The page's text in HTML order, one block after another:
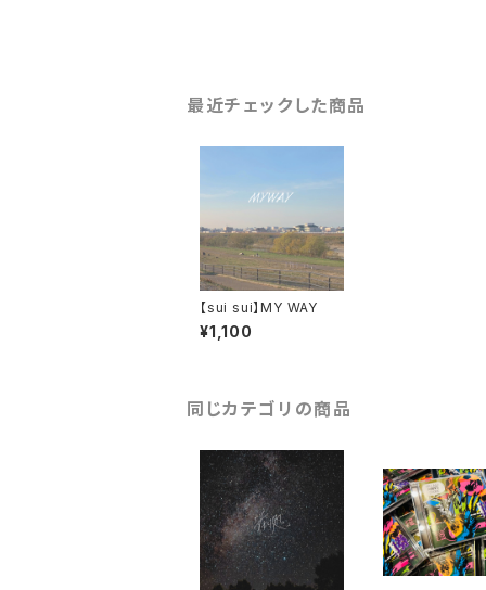
最近チェックした商品
【sui sui】MY WAY
¥1,100
同じカテゴリの商品